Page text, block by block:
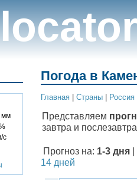
мм
с
Погода в
Главная Cтраны Россия
Представляем
завтра и
Прогноз на: 1-3 дня
14 дней